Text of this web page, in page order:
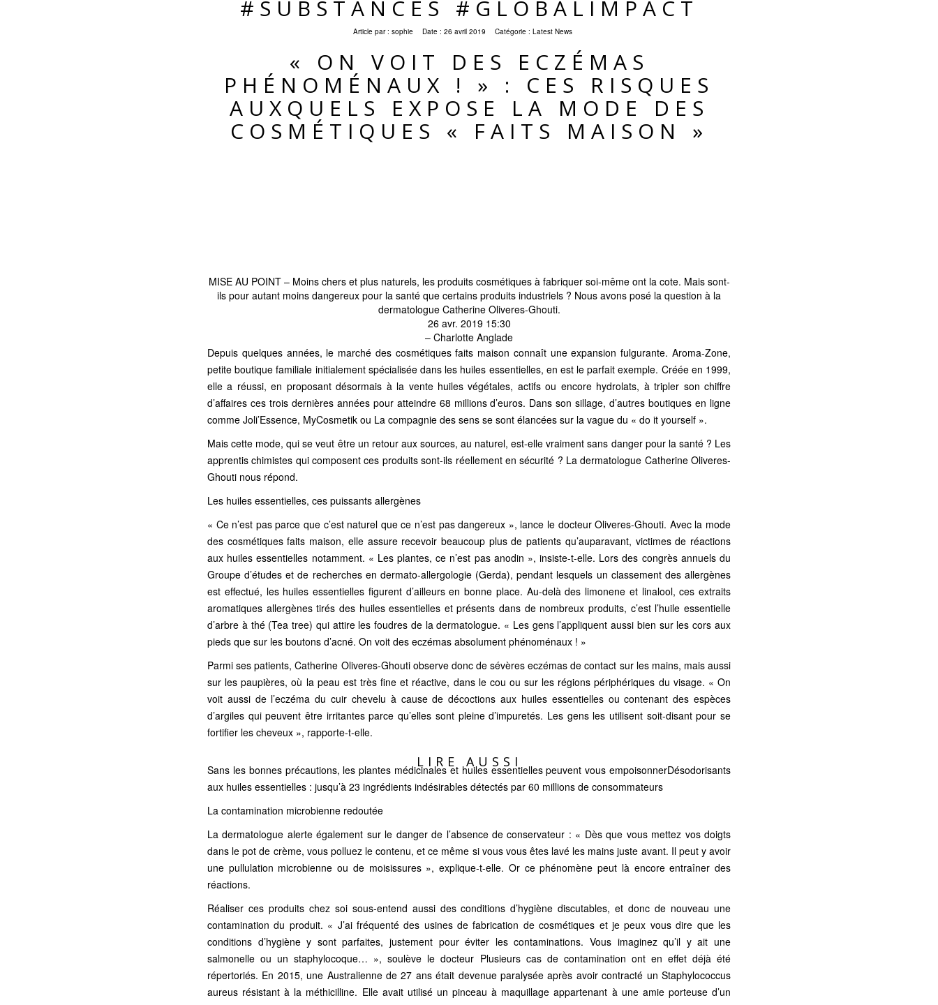
#SUBSTANCES #GLOBALIMPACT
Article par : sophie Date : 26 avril 2019 Catégorie : Latest News
« ON VOIT DES ECZÉMAS
PHÉNOMÉNAUX ! » : CES RISQUES
AUXQUELS EXPOSE LA MODE DES
COSMÉTIQUES « FAITS MAISON »
MISE AU POINT – Moins chers et plus naturels, les produits cosmétiques à fabriquer soi-même ont la cote. Mais sont-
ils pour autant moins dangereux pour la santé que certains produits industriels ? Nous avons posé la question à la
dermatologue Catherine Oliveres-Ghouti.
26 avr. 2019 15:30
– Charlotte Anglade
Depuis quelques années, le marché des cosmétiques faits maison connaît une expansion fulgurante. Aroma-Zone,
petite boutique familiale initialement spécialisée dans les huiles essentielles, en est le parfait exemple. Créée en 1999,
elle a réussi, en proposant désormais à la vente huiles végétales, actifs ou encore hydrolats, à tripler son chiffre
d’affaires ces trois dernières années pour atteindre 68 millions d’euros. Dans son sillage, d’autres boutiques en ligne
comme Joli’Essence, MyCosmetik ou La compagnie des sens se sont élancées sur la vague du « do it yourself ».
Mais cette mode, qui se veut être un retour aux sources, au naturel, est-elle vraiment sans danger pour la santé ? Les
apprentis chimistes qui composent ces produits sont-ils réellement en sécurité ? La dermatologue Catherine Oliveres-
Ghouti nous répond.
Les huiles essentielles, ces puissants allergènes
« Ce n’est pas parce que c’est naturel que ce n’est pas dangereux », lance le docteur Oliveres-Ghouti. Avec la mode
des cosmétiques faits maison, elle assure recevoir beaucoup plus de patients qu’auparavant, victimes de réactions
aux huiles essentielles notamment. « Les plantes, ce n’est pas anodin », insiste-t-elle. Lors des congrès annuels du
Groupe d’études et de recherches en dermato-allergologie (Gerda), pendant lesquels un classement des allergènes
est effectué, les huiles essentielles figurent d’ailleurs en bonne place. Au-delà des limonene et linalool, ces extraits
aromatiques allergènes tirés des huiles essentielles et présents dans de nombreux produits, c’est l’huile essentielle
d’arbre à thé (Tea tree) qui attire les foudres de la dermatologue. « Les gens l’appliquent aussi bien sur les cors aux
pieds que sur les boutons d’acné. On voit des eczémas absolument phénoménaux ! »
Parmi ses patients, Catherine Oliveres-Ghouti observe donc de sévères eczémas de contact sur les mains, mais aussi
sur les paupières, où la peau est très fine et réactive, dans le cou ou sur les régions périphériques du visage. « On
voit aussi de l’eczéma du cuir chevelu à cause de décoctions aux huiles essentielles ou contenant des espèces
d’argiles qui peuvent être irritantes parce qu’elles sont pleine d’impuretés. Les gens les utilisent soit-disant pour se
fortifier les cheveux », rapporte-t-elle.
LIRE AUSSI
Sans les bonnes précautions, les plantes médicinales et huiles essentielles peuvent vous empoisonnerDésodorisants
aux huiles essentielles : jusqu’à 23 ingrédients indésirables détectés par 60 millions de consommateurs
La contamination microbienne redoutée
La dermatologue alerte également sur le danger de l’absence de conservateur : « Dès que vous mettez vos doigts
dans le pot de crème, vous polluez le contenu, et ce même si vous vous êtes lavé les mains juste avant. Il peut y avoir
une pullulation microbienne ou de moisissures », explique-t-elle. Or ce phénomène peut là encore entraîner des
réactions.
Réaliser ces produits chez soi sous-entend aussi des conditions d’hygiène discutables, et donc de nouveau une
contamination du produit. « J’ai fréquenté des usines de fabrication de cosmétiques et je peux vous dire que les
conditions d’hygiène y sont parfaites, justement pour éviter les contaminations. Vous imaginez qu’il y ait une
salmonelle ou un staphylocoque… », soulève le docteur Plusieurs cas de contamination ont en effet déjà été
répertoriés. En 2015, une Australienne de 27 ansétait devenue paralysée après avoir contracté un Staphylococcus
aureus résistant à la méthicilline. Elle avait utilisé un pinceau à maquillage appartenant à une amie porteuse d’un